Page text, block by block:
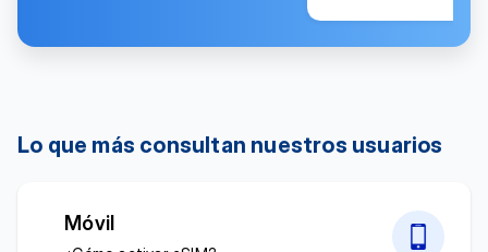
Lo que más consultan nuestros usuarios
Móvil